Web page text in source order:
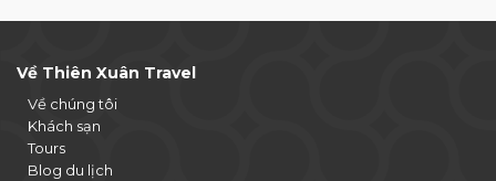
Về Thiên Xuân Travel
Về chúng tôi
Khách sạn
Tours
Blog du lịch